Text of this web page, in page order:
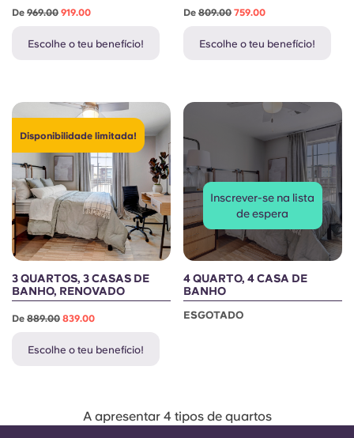
De 969.00 919.00
Escolhe o teu benefício!
De 809.00 759.00
Escolhe o teu benefício!
Disponibilidade limitada!
3 QUARTOS, 3 CASAS DE
BANHO, RENOVADO
De 889.00 839.00
Escolhe o teu benefício!
Inscrever-se na lista
de espera
4 QUARTO, 4 CASA DE
BANHO
ESGOTADO
A apresentar 4 tipos de quartos